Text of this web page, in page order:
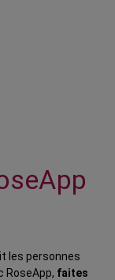
les personnes
RoseApp, faites